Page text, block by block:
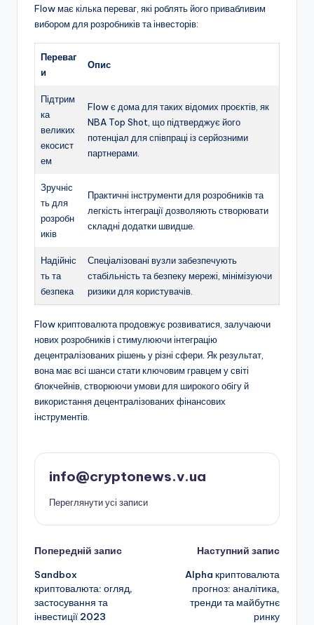
Flow має кілька переваг, які роблять його привабливим
вибором для розробників та інвесторів:
Переваг
и
Опис
Підтрим
ка
великих
екосист
ем
Flow є дома для таких відомих проєктів, як
NBA Top Shot, що підтверджує його
потенціал для співпраці із серйозними
партнерами.
Зручніс
ть для
розробн
иків
Практичні інструменти для розробників та
легкість інтеграції дозволяють створювати
складні додатки швидше.
Надійніс
ть та
безпека
Спеціалізовані вузли забезпечують
стабільність та безпеку мережі, мінімізуючи
ризики для користувачів.
Flow криптовалюта продовжує розвиватися, залучаючи
нових розробників і стимулюючи інтеграцію
децентралізованих рішень у різні сфери. Як результат,
вона має всі шанси стати ключовим гравцем у світі
блокчейнів, створюючи умови для широкого обігу й
використання децентралізованих фінансових
інструментів.
info@cryptonews.v.ua
Переглянути усі записи
Навігація
по
запису
Попередній запис
Sandbox
криптовалюта: огляд,
застосування та
інвестиції 2023
Наступний запис
Alpha криптовалюта
прогноз: аналітика,
тренди та майбутнє
ринку